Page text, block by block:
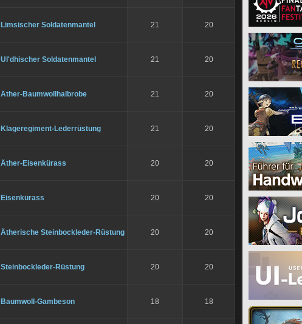
Limsischer Soldatenmantel 21 20
Ul'dhischer Soldatenmantel 21 20
Äther-Baumwollhalbrobe 21 20
Klageregiment-Lederrüstung 21 20
Äther-Eisenkürass 20 20
Eisenkürass 20 20
Ätherische Steinbockleder-Rüstung 20 20
Steinbockleder-Rüstung 20 20
Baumwoll-Gambeson 18 18